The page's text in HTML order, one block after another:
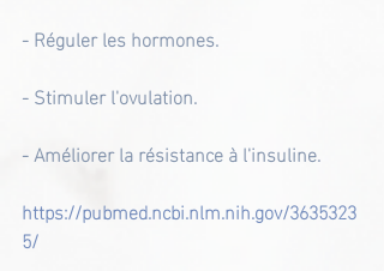
- Réguler les hormones.
- Stimuler l'ovulation.
- Améliorer la résistance à l'insuline.
https://pubmed.ncbi.nlm.nih.gov/3635323
5/